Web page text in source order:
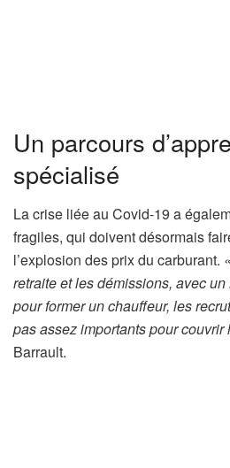
Un parcours
spécialisé
La crise liée au Covid-19 a
fragiles, qui doivent désormais
l’explosion des prix du carburant.
retraite et les démissions, avec
pour former un chauffeur, les
pas assez importants pour couvrir
Barrault.